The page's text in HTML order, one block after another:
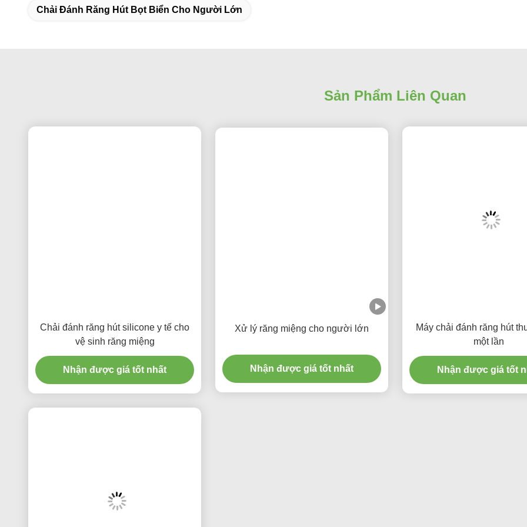
Xử lý răng miệng cho người lớn